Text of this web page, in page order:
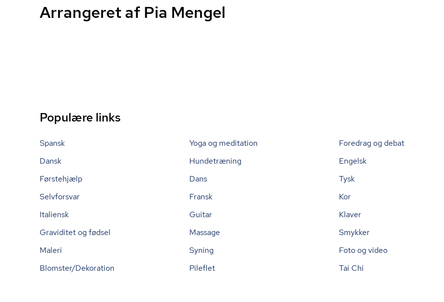
Arrangeret af Pia Mengel
Populære links
Spansk Yoga og meditation Foredrag og debat
Dansk
Hundetræning Engelsk
Førstehjælp
Dans Tysk
Selvforsvar
Fransk Kor
Italiensk
Guitar Klaver
Graviditet og fødsel
Massage Smykker
Maleri
Syning Foto og video
Blomster/Dekoration
Pileflet Tai Chi